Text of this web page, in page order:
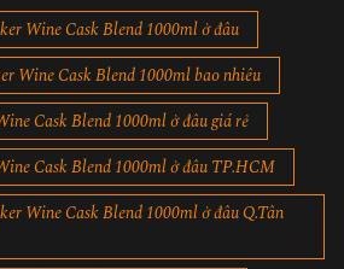
Wine Cask Blend 1000ml ở đâu
Wine Cask Blend 1000ml bao nhiêu
Cask Blend 1000ml ở đâu giá rẻ
Cask Blend 1000ml ở đâu TP.HCM
Wine Cask Blend 1000ml ở đâu Q.Tân